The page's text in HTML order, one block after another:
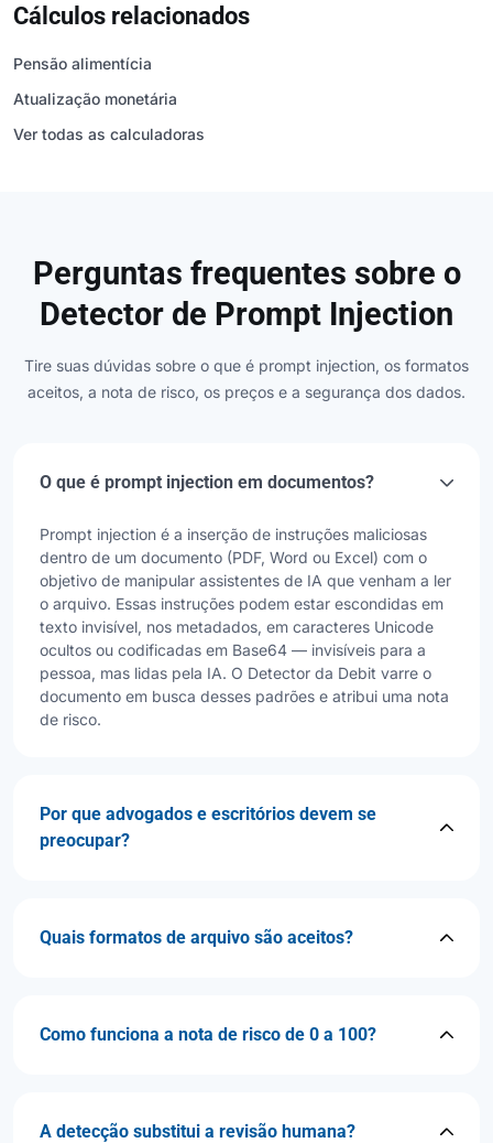
Cálculos relacionados
Pensão alimentícia
Atualização monetária
Ver todas as calculadoras
Perguntas frequentes sobre o
Detector de Prompt Injection
Tire suas dúvidas sobre o que é prompt injection, os formatos
aceitos, a nota de risco, os preços e a segurança dos dados.
O que é prompt injection em documentos?
Prompt injection é a inserção de instruções maliciosas
dentro de um documento (PDF, Word ou Excel) com o
objetivo de manipular assistentes de IA que venham a ler
o arquivo. Essas instruções podem estar escondidas em
texto invisível, nos metadados, em caracteres Unicode
ocultos ou codificadas em Base64 — invisíveis para a
pessoa, mas lidas pela IA. O Detector da Debit varre o
documento em busca desses padrões e atribui uma nota
de risco.
Por que advogados e escritórios devem se
preocupar?
Quais formatos de arquivo são aceitos?
Como funciona a nota de risco de 0 a 100?
A detecção substitui a revisão humana?